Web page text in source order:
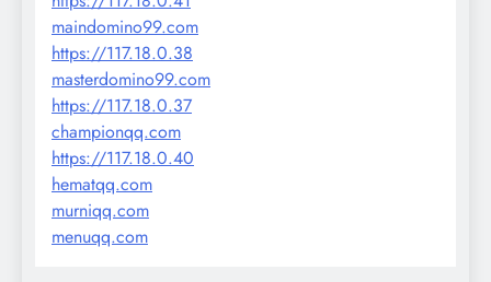
maindomino99.com
https://117.18.0.38
masterdomino99.com
https://117.18.0.37
championqq.com
https://117.18.0.40
hematqq.com
murniqq.com
menuqq.com